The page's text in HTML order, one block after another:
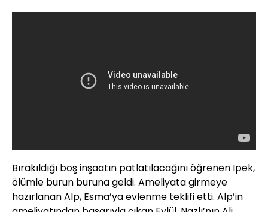
Bırakıldığı boş inşaatın patlatılacağını öğrenen İpek,
ölümle burun buruna geldi. Ameliyata girmeye
hazırlanan Alp, Esma’ya evlenme teklifi etti. Alp’in